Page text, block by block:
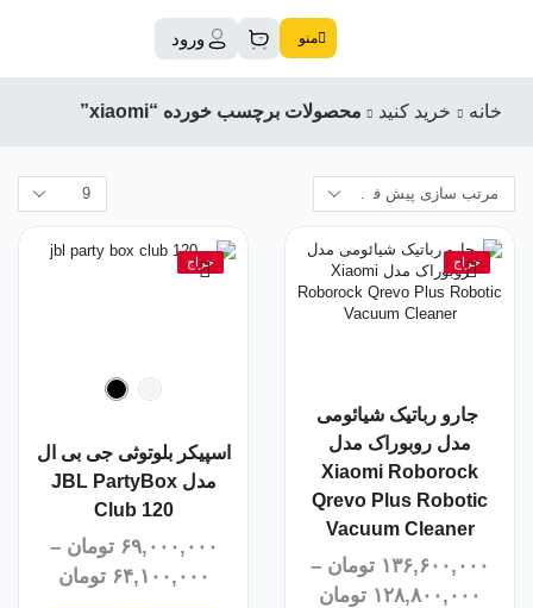
منو ورود
خانه خرید کنید محصولات برچسب خورده “xiaomi”
حراج
جارو رباتیک شیائومی
مدل روبوراک مدل
Xiaomi Roborock
Qrevo Plus Robotic
Vacuum Cleaner
۱۳۶,۶۰۰,۰۰۰ تومان –
۱۲۸,۸۰۰,۰۰۰ تومان
حراج
اسپیکر بلوتوثی جی بی ال
مدل JBL PartyBox
Club 120
۶۹,۰۰۰,۰۰۰ تومان –
۶۴,۱۰۰,۰۰۰ تومان